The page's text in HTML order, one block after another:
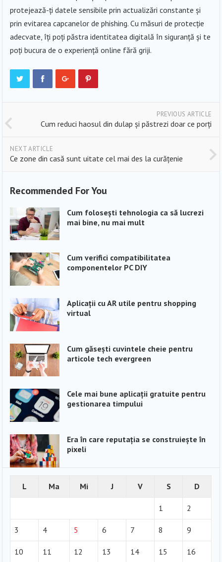
protejează-ți datele sensibile prin actualizări constante și
prin evitarea capcanelor de phishing. Cu măsuri de protecție
adecvate, îți poți păstra identitatea digitală în siguranță și te
poți bucura de o experiență online fără griji.
PREVIOUS ARTICLE
Cum reduci haosul din dulap și păstrezi doar ce porți
NEXT ARTICLE
Ce zone din casă sunt uitate cel mai des la curățenie
Recommended For You
Cum folosești tehnologia ca să lucrezi
mai bine, nu mai mult
Cum verifici compatibilitatea
componentelor PC DIY
Aplicații cu AR utile pentru shopping
virtual
Cum găsești cuvintele cheie pentru
articole tech evergreen
Cele mai bune aplicații gratuite pentru
gestionarea timpului
Era în care reputația se construiește în
pixeli
L Ma Mi J V S D
1 2
3 4 5 6 7 8 9
10 11 12 13 14 15 16